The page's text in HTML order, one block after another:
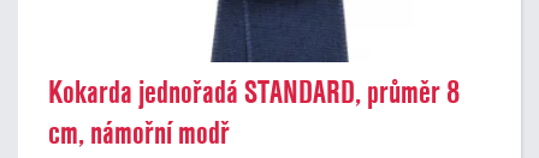
Kokarda jednořadá STANDARD, průměr 8
cm, námořní modř